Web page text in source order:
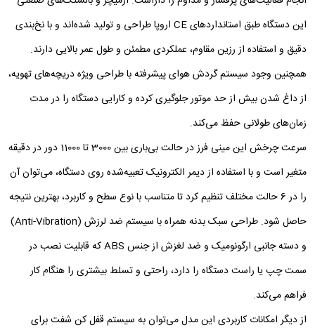
این دستگاه طبق استانداردهای CE اروپا طراحی و تولید شده‌اند و با نخ‌بندی
دقیق و استفاده از رزین مقاوم، عملکردی مطمئن و طول عمر بالایی دارند.
همچنین وجود سیستم گردش هوای پیشرفته با طراحی ویژه دریچه‌های تهویه،
از داغ شدن بیش از حد موتور جلوگیری کرده و کارایی دستگاه را در مدت
زمان‌های طولانی حفظ می‌کند.
سرعت چرخش این مینی فرز در حالت بی‌باری بین 3000 تا 11000 دور در دقیقه
متغیر است و با استفاده از دیمر الکترونیک تعبیه‌شده روی دستگاه، می‌توان آن
را در 6 حالت مختلف تنظیم کرد تا متناسب با نوع سطح و کاربرد، بهترین نتیجه
حاصل شود. طراحی سبک بدنه همراه با سیستم ضد لرزش (Anti-Vibration)
و دسته جانبی ارگونومیک و ضد لغزش از جنس ABS که قابلیت نصب در
سمت چپ یا راست دستگاه را دارد، راحتی و تسلط بیشتری را هنگام کار
فراهم می‌کند.
از دیگر امکانات کاربردی این مدل می‌توان به سیستم قفل کن شفت برای